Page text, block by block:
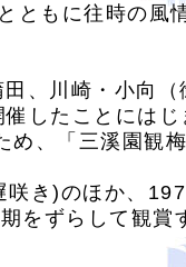
ともに往時の風
、川崎・小向（
したことにはじ
、「三溪園観
き)のほか、
をずらして観賞